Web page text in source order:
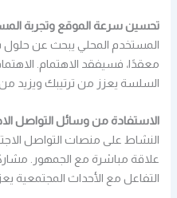
تحسين سرعة الموقع وتجربة
المستخدم المحلي يبحث عن حلول
معقدًا، فسيفقد الاهتمام.
السلسة يعزز من ترتيبك ويزيد من
الاستفادة من وسائل التواصل
النشاط على منصات التواصل
علاقة مباشرة مع الجمهور.
التفاعل مع الأحداث المجتمعية